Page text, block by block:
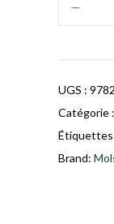
UGS :
Catégorie :
Étiquettes
Brand: